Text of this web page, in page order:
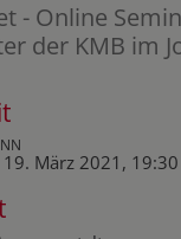
- Online
der KMB im
19. März 2021,